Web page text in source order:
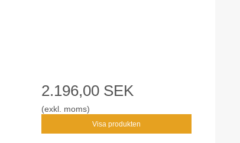
2.196,00 SEK
(exkl. moms)
Visa produkten